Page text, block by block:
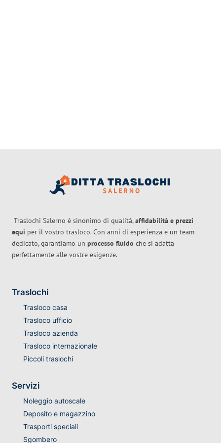
Traslochi Salerno è sinonimo di qualità,affidabilità e prezzi
equi per il vostro trasloco. Con anni di esperienza e un team
dedicato, garantiamo un processo fluido che si adatta
perfettamente alle vostre esigenze.
Traslochi
Trasloco casa
Trasloco ufficio
Trasloco azienda
Trasloco internazionale
Piccoli traslochi
Servizi
Noleggio autoscale
Deposito e magazzino
Trasporti speciali
Sgombero